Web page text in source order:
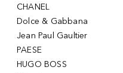
CHANEL
Dolce & Gabbana
Jean Paul Gaultier
PAESE
HUGO BOSS